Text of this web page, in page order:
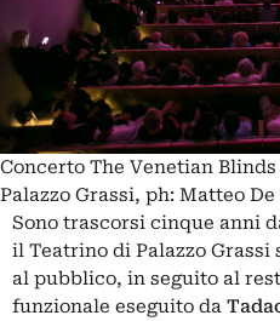
Concerto The Venetian
Palazzo Grassi, ph: Matteo
Sono trascorsi cinque anni
il Teatrino di Palazzo Grassi
al pubblico, in seguito al
funzionale eseguito da